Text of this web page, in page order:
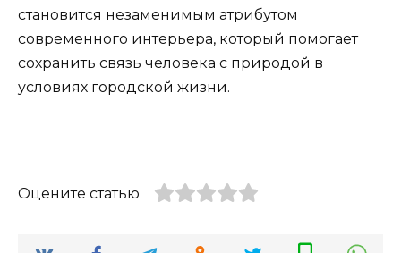
становится незаменимым атрибутом
современного интерьера, который помогает
сохранить связь человека с природой в
условиях городской жизни.
Оцените статью